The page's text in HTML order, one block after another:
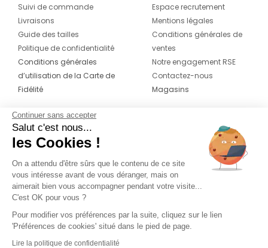
Suivi de commande
Livraisons
Guide des tailles
Politique de confidentialité
Conditions générales
d’utilisation de la Carte de
Fidélité
Espace recrutement
Mentions légales
Conditions générales de
ventes
Notre engagement RSE
Contactez-nous
Magasins
CONTACT
04 42 20 78 42
Du lundi au jeudi de 8h30 à 16h30 & le
vendredi de 8h30 à 15h30
Continuer sans accepter
Salut c'est nous...
les Cookies !
On a attendu d'être sûrs que le contenu de ce site
vous intéresse avant de vous déranger, mais on
aimerait bien vous accompagner pendant votre visite...
C'est OK pour vous ?
Pour modifier vos préférences par la suite, cliquez sur le lien
'Préférences de cookies' situé dans le pied de page.
Lire la politique de confidentialité